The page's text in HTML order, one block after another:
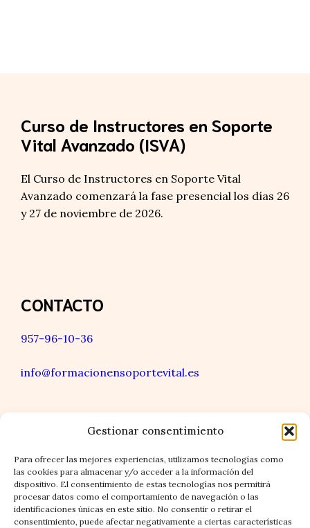
Gestionar consentimiento
Para ofrecer las mejores experiencias, utilizamos tecnologías como
las cookies para almacenar y/o acceder a la información del
dispositivo. El consentimiento de estas tecnologías nos permitirá
procesar datos como el comportamiento de navegación o las
identificaciones únicas en este sitio. No consentir o retirar el
consentimiento, puede afectar negativamente a ciertas características
Curso de Instructores en Soporte
Vital Avanzado (ISVA)
El Curso de Instructores en Soporte Vital
Avanzado comenzará la fase presencial los días 26
y 27 de noviembre de 2026.
CONTACTO
957-96-10-36
info@formacionensoportevital.es
LOCALIZACIÓN
Sede: Facultad de Medicina de la Universidad de
Granada